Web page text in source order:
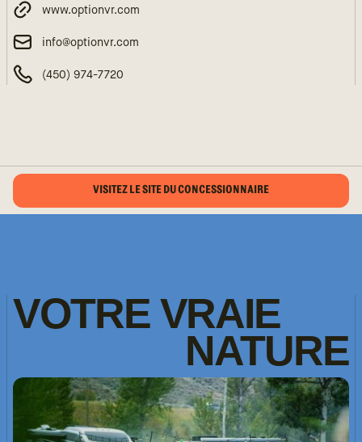
www.optionvr.com
info@optionvr.com
(450) 974-7720
VISITEZ LE SITE DU CONCESSIONNAIRE
VOTRE VRAIE
NATURE